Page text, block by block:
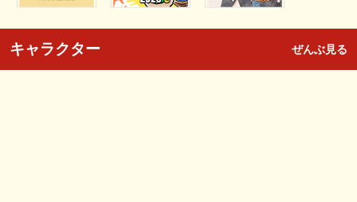
キャラクター ぜんぶ見る